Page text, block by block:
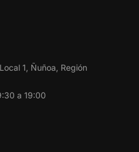
1, Ñuñoa, Región
a 19:00